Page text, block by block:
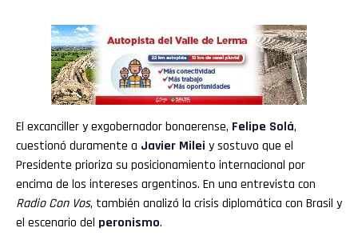
El excanciller y exgobernador bonaerense, Felipe Solá,
cuestionó duramente a Javier Milei y sostuvo que el
Presidente prioriza su posicionamiento internacional por
encima de los intereses argentinos. En una entrevista con
Radio Con Vos, también analizó la crisis diplomática con Brasil y
el escenario del peronismo.